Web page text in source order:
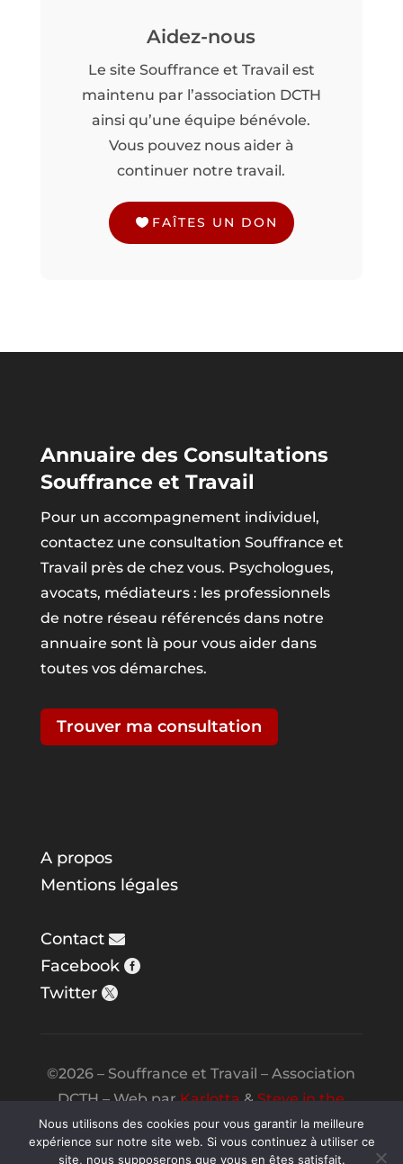
Aidez-nous
Le site Souffrance et Travail est
maintenu par l’association DCTH
ainsi qu’une équipe bénévole.
Vous pouvez nous aider à
continuer notre travail.
FAÎTES UN DON
Annuaire des Consultations
Souffrance et Travail
Pour un accompagnement individuel,
contactez une consultation Souffrance et
Travail près de chez vous. Psychologues,
avocats, médiateurs : les professionnels
de notre réseau référencés dans notre
annuaire sont là pour vous aider dans
toutes vos démarches.
Trouver ma consultation
A propos
Mentions légales
Contact
Facebook
Twitter
©2026 – Souffrance et Travail – Association
DCTH – Web parKarlotta&Steve in the
Night
Nous utilisons des cookies pour vous garantir la meilleure
expérience sur notre site web. Si vous continuez à utiliser ce
site, nous supposerons que vous en êtes satisfait.